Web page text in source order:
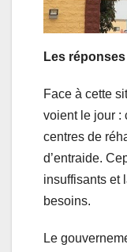
Les
Face à cette
voient le jour :
centres de
d’entraide.
insuffisants et
besoins.
Le